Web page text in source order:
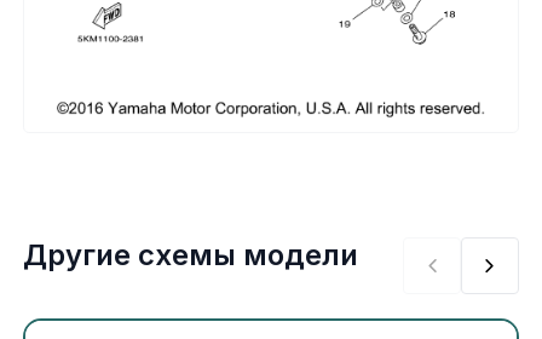
Шины, диски, гусеницы
Шноркели
Другие схемы модели